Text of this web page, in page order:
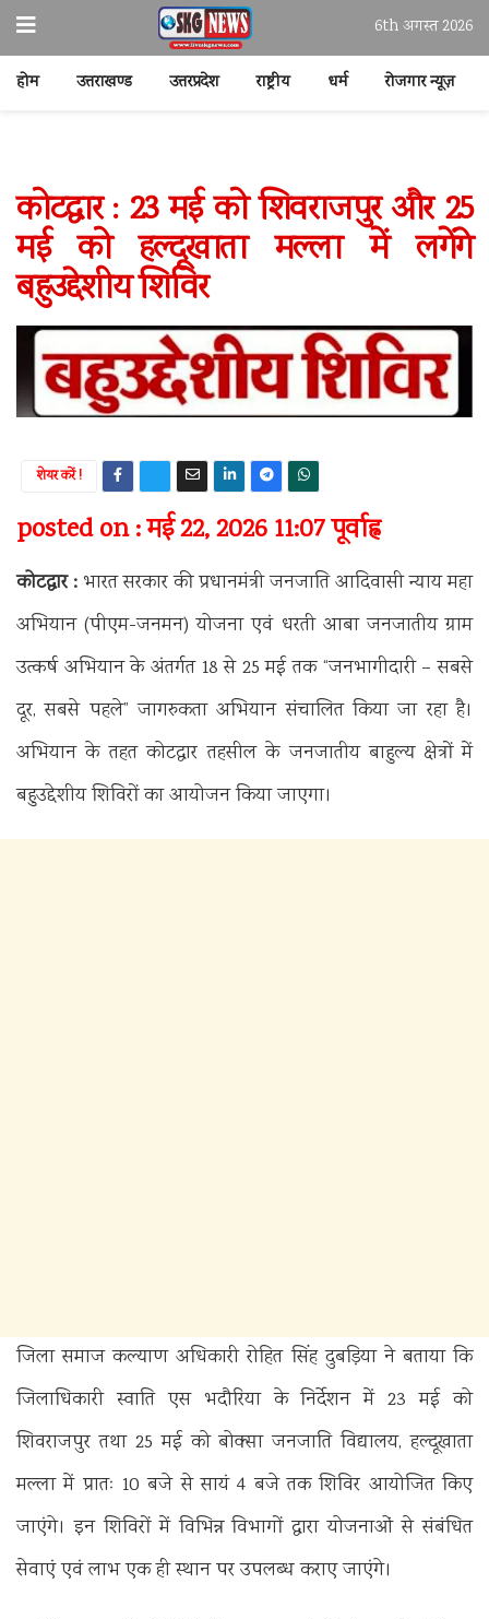
6th अगस्त 2026
होम उत्तराखण्ड उत्तरप्रदेश राष्ट्रीय धर्म रोजगार न्यूज़
कोटद्वार : 23 मई को शिवराजपुर और 25
मई को हल्दूखाता मल्ला में लगेंगे
बहुउद्देशीय शिविर
शेयर करें !
posted on : मई 22, 2026 11:07 पूर्वाह्न
कोटद्वार : भारत सरकार की प्रधानमंत्री जनजाति आदिवासी न्याय महा
अभियान (पीएम-जनमन) योजना एवं धरती आबा जनजातीय ग्राम
उत्कर्ष अभियान के अंतर्गत 18 से 25 मई तक “जनभागीदारी – सबसे
दूर, सबसे पहले” जागरुकता अभियान संचालित किया जा रहा है।
अभियान के तहत कोटद्वार तहसील के जनजातीय बाहुल्य क्षेत्रों में
बहुउद्देशीय शिविरों का आयोजन किया जाएगा।
जिला समाज कल्याण अधिकारी रोहित सिंह दुबड़िया ने बताया कि
जिलाधिकारी स्वाति एस भदौरिया के निर्देशन में 23 मई को
शिवराजपुर तथा 25 मई को बोक्सा जनजाति विद्यालय, हल्दूखाता
मल्ला में प्रातः 10 बजे से सायं 4 बजे तक शिविर आयोजित किए
जाएंगे। इन शिविरों में विभिन्न विभागों द्वारा योजनाओं से संबंधित
सेवाएं एवं लाभ एक ही स्थान पर उपलब्ध कराए जाएंगे।